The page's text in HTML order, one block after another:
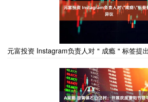
元富投资 Instagram负责人对＂成瘾＂标签提